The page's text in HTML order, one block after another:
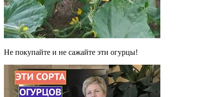
Не покупайте и не сажайте эти огурцы!